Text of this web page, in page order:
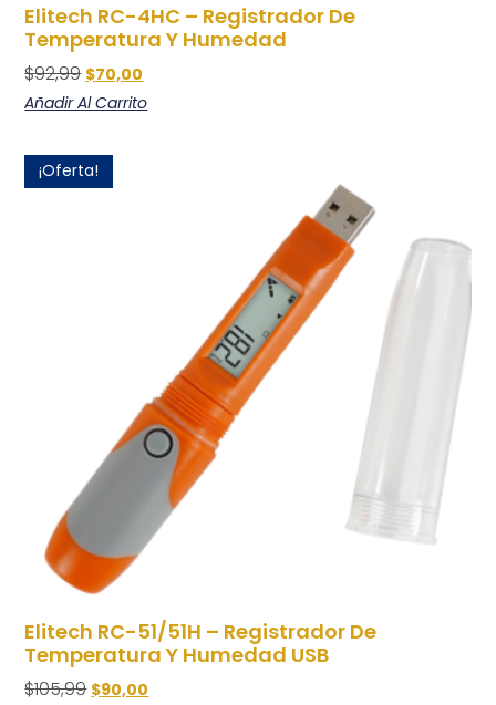
Elitech RC-4HC – Registrador De
Temperatura Y Humedad
$92,99 $70,00
Añadir Al Carrito
¡Oferta!
Elitech RC-51/51H – Registrador De
Temperatura Y Humedad USB
$105,99 $90,00